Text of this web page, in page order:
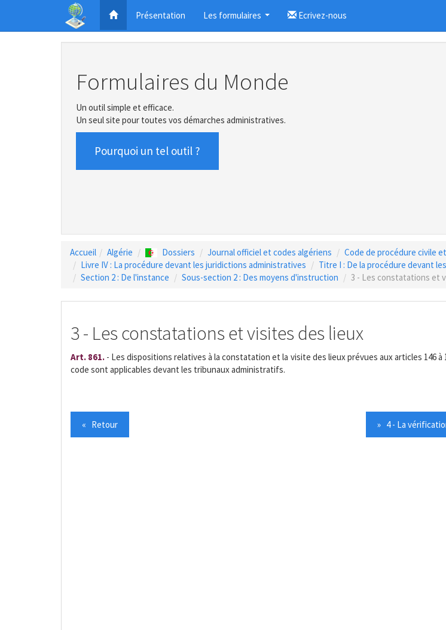
Présentation Les formulaires Ecrivez-nous
Formulaires du Monde
Un outil simple et efficace.
Un seul site pour toutes vos démarches administratives.
Pourquoi un tel outil ?
Accueil Algérie Dossiers Journal officiel et codes algériens
Code de procédure civile
Livre IV : La procédure devant les juridictions administratives
Titre I : De la procédure devant
Section 2 : De l'instance
Sous-section 2 : Des moyens d'instruction 3 - Les constatations et
3 - Les constatations et visites des lieux
Art. 861. - Les dispositions relatives à la constatation et la visite des lieux prévues aux articles 146 à
code sont applicables devant les tribunaux administratifs.
« Retour » 4 - La